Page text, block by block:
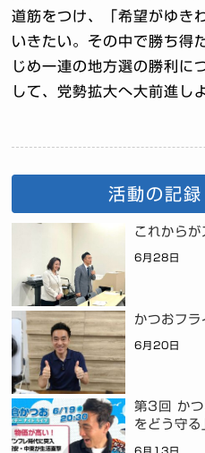
道筋をつけ、「希望がゆき
いきたい。その中で勝ち得
じめ一連の地方選の勝利に
して、党勢拡大へ大前進し
活動の記録
これから
6月28日
かつおフラ
6月20日
第3回 かつ
をどう守る
6月13日